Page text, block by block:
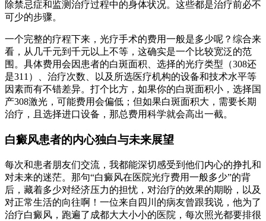
除禁忌症和监测治疗过程中的身体状况。这些都是治疗前必不
可少的步骤。
一个完整的疗程下来，光疗手术的费用一般是多少呢？综合来
看，从几千元到千元以上不等，这确实是一个比较宽泛的范
围。具体费用会因患者的白斑面积、选择的光疗类型（308还
是311）、治疗次数、以及所选医疗机构的设备和技术水平等
因素而有不错差异。打个比方，如果你的白斑面积小，选择国
产308激光，可能费用会偏低；但如果白斑面积大，需要长期
治疗，且选择进口设备，那总费用科学就会高出一截。
白癜风患者的内心独白与未来展望
每次和患者朋友们交流，我都能深切感受到他们内心的挣扎和
对未来的迷茫。那句“白癜风在医院光疗费用一般多少”的背
后，藏着多少对经济压力的担忧，对治疗的效果的期盼，以及
对正常生活的向往啊！一位来自四川的病友曾跟我说，他为了
治疗白癜风，跑遍了成都大大小小的医院，每次照光都要排很